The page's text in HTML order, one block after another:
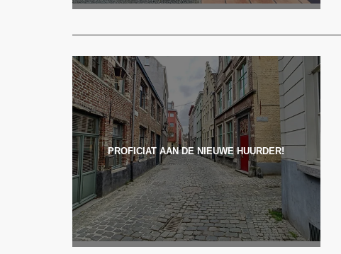
PROFICIAT AAN DE NIEUWE HUURDER!